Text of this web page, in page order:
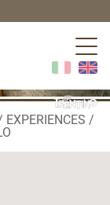
EXPERIENCES